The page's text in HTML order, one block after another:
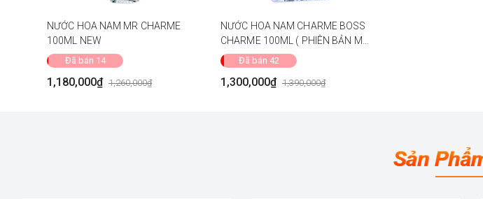
NƯỚC HOA NAM MR CHARME
100ML NEW
Đã bán 14
1,180,000₫ 1,260,000₫
NƯỚC HOA NAM CHARME BOSS
CHARME 100ML ( PHIÊN BẢN MỚI
)
Đã bán 42
1,300,000₫ 1,390,000₫